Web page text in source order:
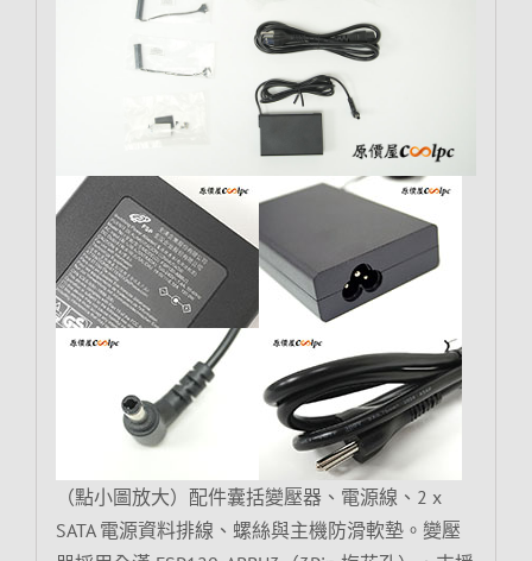
（點小圖放大）配件囊括變壓器、電源線、2 x
SATA 電源資料排線、螺絲與主機防滑軟墊。變壓